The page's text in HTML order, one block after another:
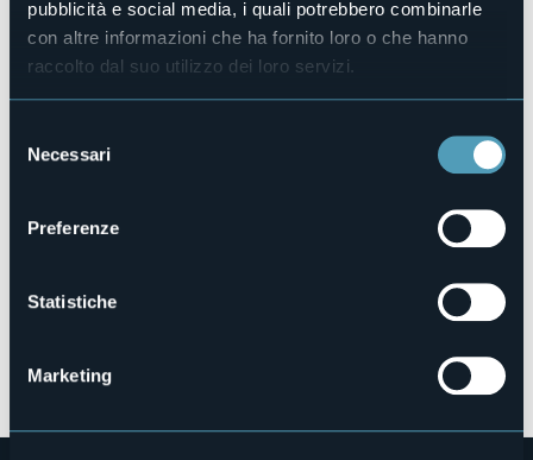
pubblicità e social media, i quali potrebbero combinarle
con altre informazioni che ha fornito loro o che hanno
raccolto dal suo utilizzo dei loro servizi.
delNecessari
Preferenze
Statistiche
Marketing